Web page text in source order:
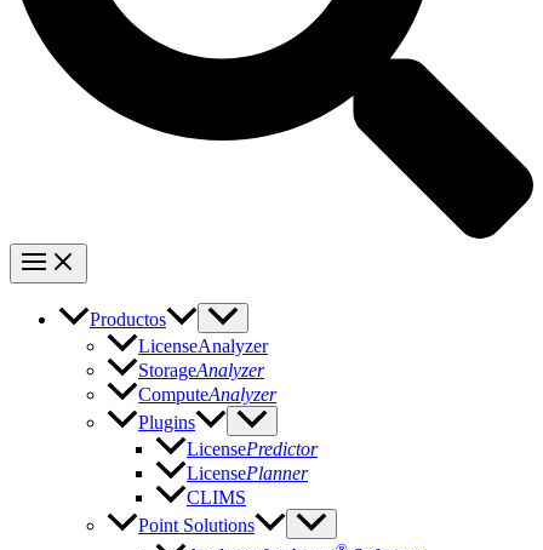
Productos
LicenseAnalyzer
StorageAnalyzer
ComputeAnalyzer
Plugins
LicensePredictor
LicensePlanner
CLIMS
Point Solutions